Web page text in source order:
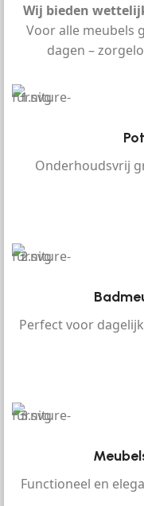
Wij bieden
Voor alle meubels
dagen –
Onderhoudsvrij
Perfect voor
Functioneel en